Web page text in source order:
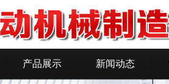
产品展示 新闻动态